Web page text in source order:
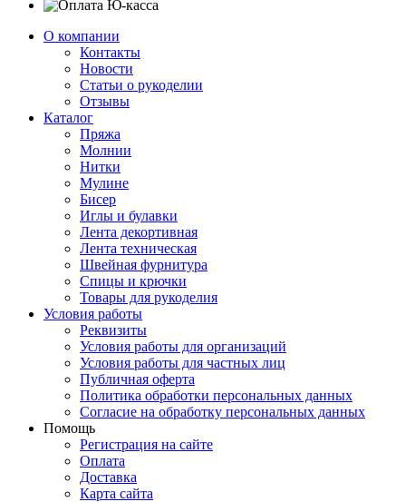
О компании
Контакты
Новости
Статьи о рукоделии
Отзывы
Каталог
Пряжа
Молнии
Нитки
Мулине
Бисер
Иглы и булавки
Лента декортивная
Лента техническая
Швейная фурнитура
Спицы и крючки
Товары для рукоделия
Условия работы
Реквизиты
Условия работы для организаций
Условия работы для частных лиц
Публичная оферта
Политика обработки персональных данных
Согласие на обработку персональных данных
Помощь
Регистрация на сайте
Оплата
Доставка
Карта сайта